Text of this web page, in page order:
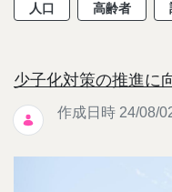
人口 高齢者
少子化対策の推進に
作成日時 24/08/